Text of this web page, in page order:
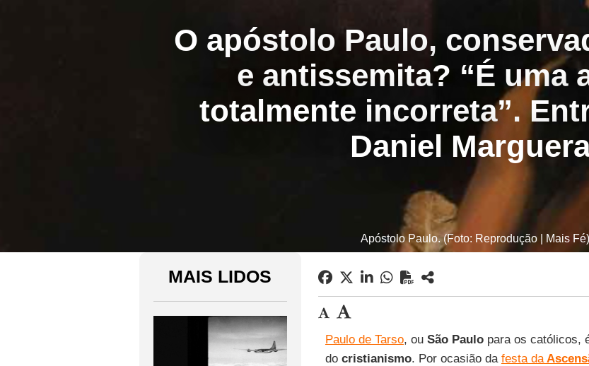
O apóstolo Paulo,
e antissemita? “É uma
totalmente incorreta”.
Daniel
Apóstolo Paulo. (Foto: Reprodução | Mais Fé)
MAIS LIDOS
Paulo de Tarso, ou São Paulopara os católicos,
docristianismo. Por ocasião da festa da